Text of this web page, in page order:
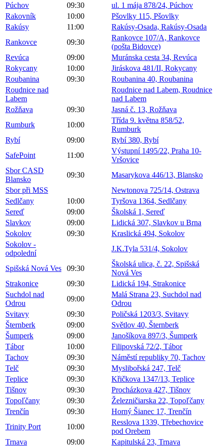
Púchov
09:30
ul. 1 mája 878/24, Púchov
Rakovník
10:00
Pšovlky 115, Pšovlky
Rakúsy
11:00
Rakúsy-Osada, Rakúsy-Osada
Rankovce
09:30
Rankovce 107/A, Rankovce
(pošta Bidovce)
Revúca
09:00
Muránska cesta 34, Revúca
Rokycany
10:00
Jiráskova 481/II, Rokycany
Roubanina
09:30
Roubanina 40, Roubanina
Roudnice nad
Labem
Roudnice nad Labem, Roudnice
nad Labem
Rožňava
09:30
Jasná č. 13, Rožňava
Rumburk
10:00
Třída 9. května 858/52,
Rumburk
Rybí
09:00
Rybí 380, Rybí
SafePoint
11:00
Výstupní 1495/22, Praha 10-
Vršovice
Sbor CASD
Blansko
09:30
Masarykova 446/13, Blansko
Sbor při MSS
Newtonova 725/14, Ostrava
Sedlčany
10:00
Tyršova 1364, Sedlčany
Sereď
09:00
Školská 1, Sereď
Slavkov
09:00
Lidická 307, Slavkov u Brna
Sokolov
09:30
Kraslická 494, Sokolov
Sokolov -
odpolední
J.K.Tyla 531/4, Sokolov
Spišská Nová Ves 09:30
Školská ulica, č. 22, Spišská
Nová Ves
Strakonice
09:30
Lidická 194, Strakonice
Suchdol nad
Odrou
09:00
Malá Strana 23, Suchdol nad
Odrou
Svitavy
09:30
Poličská 1203/3, Svitavy
Šternberk
09:00
Světlov 40, Šternberk
Šumperk
09:00
Janošíkova 897/3, Šumperk
Tábor
10:00
Filipovská 72/2, Tábor
Tachov
09:30
Náměstí republiky 70, Tachov
Telč
09:30
Myslibořská 247, Telč
Teplice
09:30
Křičkova 1347/13, Teplice
Tišnov
09:30
Procházkova 427, Tišnov
Topoľčany
09:30
Železničiarska 22, Topoľčany
Trenčín
09:30
Horný Šianec 17, Trenčín
Trinity Port
10:00
Resslova 1339, Třebechovice
pod Orebem
Trnava
09:00
Kapitulská 23, Trnava